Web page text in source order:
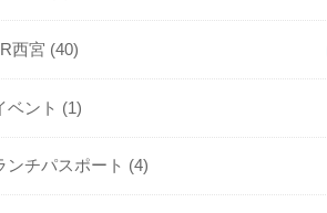
西宮 (40)
ベント (1)
ンチパスポート (4)